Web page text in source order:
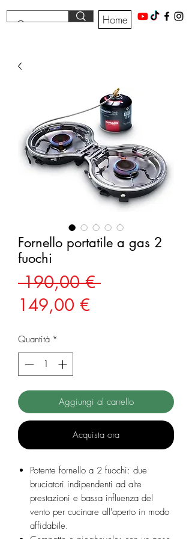
Home
Fornello portatile a gas 2
fuochi
190,00 € Prezzo
149,00 €Prezzo
Quantità *
Aggiungi al carrello
Acquista ora
Potente fornello a 2 fuochi: due
bruciatori indipendenti ad alte
prestazioni e bassa influenza del
vento per cucinare all'aperto in modo
affidabile.